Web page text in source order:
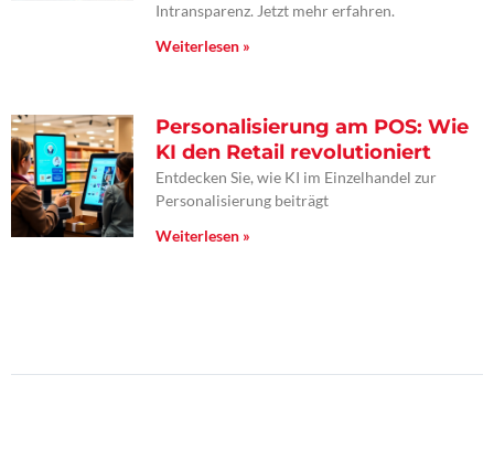
Intransparenz. Jetzt mehr erfahren.
Weiterlesen »
Personalisierung am POS: Wie
KI den Retail revolutioniert
Entdecken Sie, wie KI im Einzelhandel zur
Personalisierung beiträgt
Weiterlesen »